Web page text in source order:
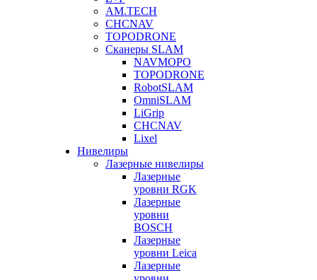
AM.TECH
CHCNAV
TOPODRONE
Сканеры SLAM
NAVMOPO
TOPODRONE
RobotSLAM
OmniSLAM
LiGrip
CHCNAV
Lixel
Нивелиры
Лазерные нивелиры
Лазерные
уровни RGK
Лазерные
уровни
BOSCH
Лазерные
уровни Leica
Лазерные